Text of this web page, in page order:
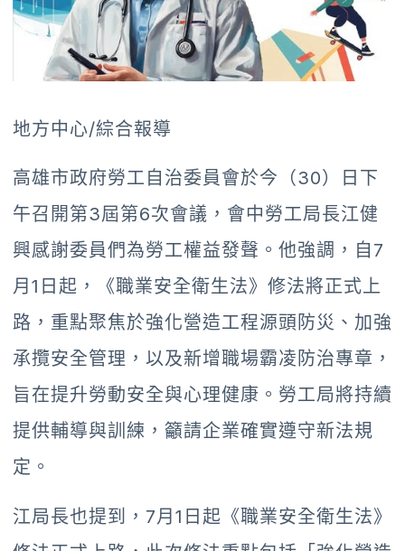
地方中心/綜合報導
高雄市政府勞工自治委員會於今（30）日下
午召開第3屆第6次會議，會中勞工局長江健
興感謝委員們為勞工權益發聲。他強調，自7
月1日起，《職業安全衛生法》修法將正式上
路，重點聚焦於強化營造工程源頭防災、加強
承攬安全管理，以及新增職場霸凌防治專章，
旨在提升勞動安全與心理健康。勞工局將持續
提供輔導與訓練，籲請企業確實遵守新法規
定。
江局長也提到，7月1日起《職業安全衛生法》